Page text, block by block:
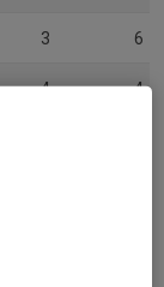
3 6
-4 4